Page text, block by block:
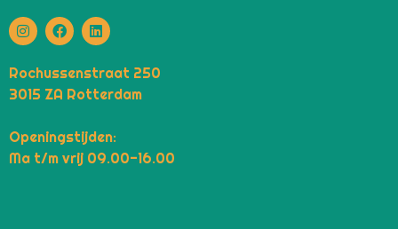
Rochussenstraat 250
3015 ZA Rotterdam
Openingstijden:
Ma t/m vrij 09.00-16.00